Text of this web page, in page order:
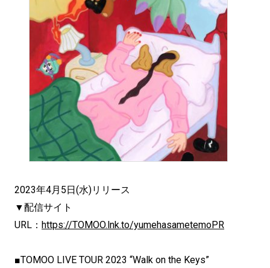
2023年4月5日(水)リリース
▼配信サイト
URL： https://TOMOO.lnk.to/yumehasametemoPR
■TOMOO LIVE TOUR 2023 “Walk on the Keys”